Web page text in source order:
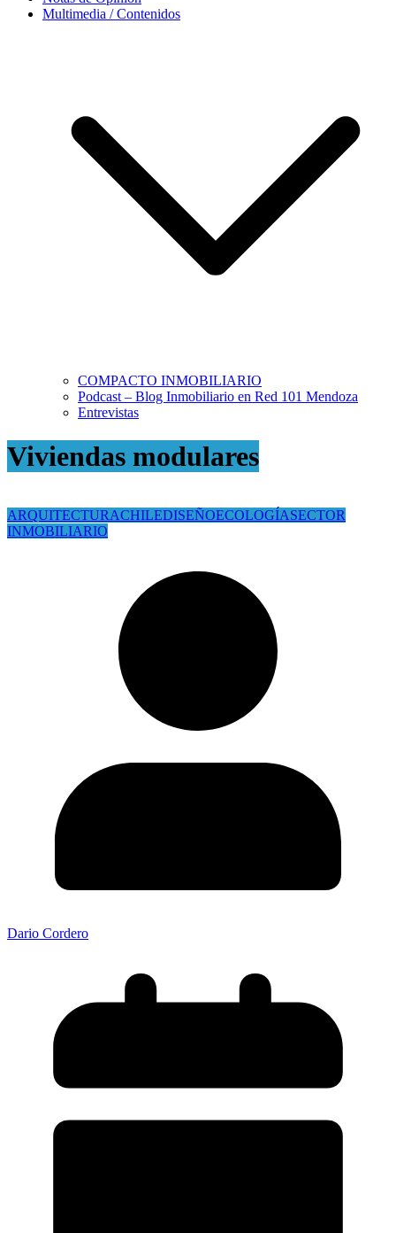
Multimedia / Contenidos
COMPACTO INMOBILIARIO
Podcast – Blog Inmobiliario en Red 101 Mendoza
Entrevistas
Viviendas modulares
ARQUITECTURACHILEDISEÑOECOLOGÍASECTOR
INMOBILIARIO
Dario Cordero